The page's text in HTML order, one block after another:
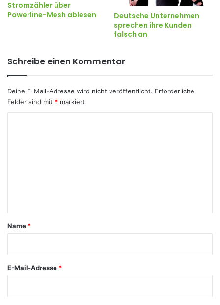
Stromzähler über
Powerline-Mesh ablesen
Deutsche Unternehmen
sprechen ihre Kunden
falsch an
Schreibe einen Kommentar
Deine E-Mail-Adresse wird nicht veröffentlicht. Erforderliche
Felder sind mit * markiert
a
Name *
E-Mail-Adresse *